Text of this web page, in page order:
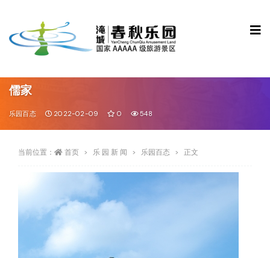
儒家
乐园百态 2022-02-09 0 548
当前位置： 首页 乐 园 新 闻 乐园百态 正文